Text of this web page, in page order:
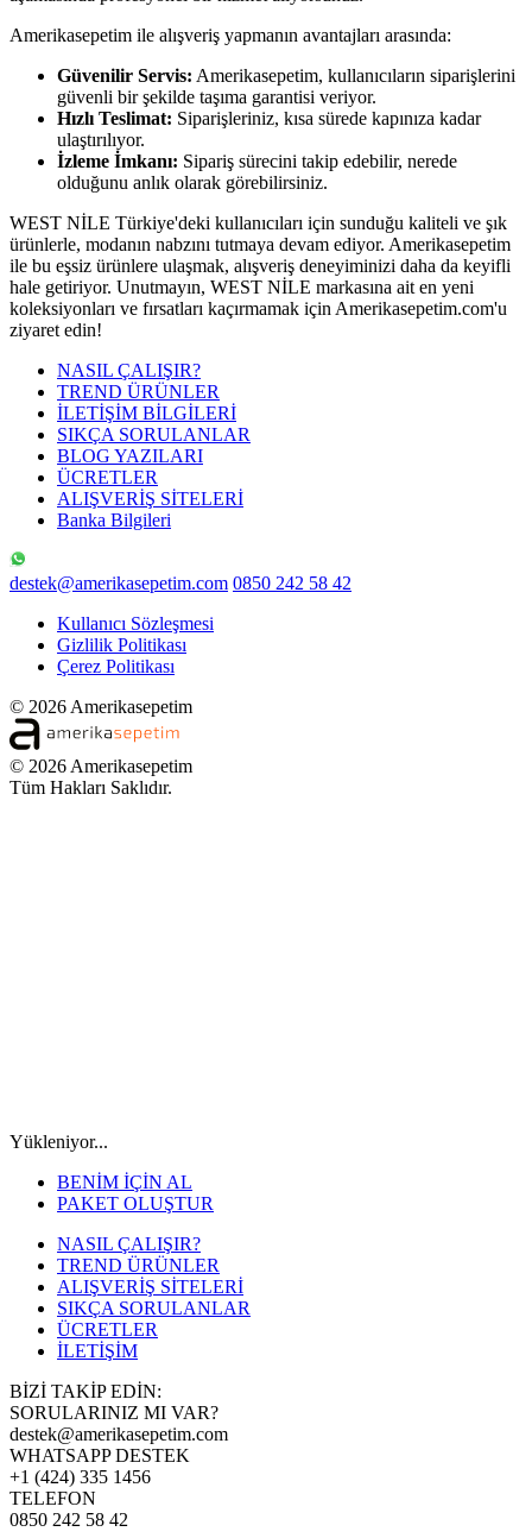
Amerikasepetim ile alışveriş yapmanın avantajları arasında:
Güvenilir Servis: Amerikasepetim, kullanıcıların siparişlerini
güvenli bir şekilde taşıma garantisi veriyor.
Hızlı Teslimat: Siparişleriniz, kısa sürede kapınıza kadar
ulaştırılıyor.
İzleme İmkanı: Sipariş sürecini takip edebilir, nerede
olduğunu anlık olarak görebilirsiniz.
WEST NİLE Türkiye'deki kullanıcıları için sunduğu kaliteli ve şık
ürünlerle, modanın nabzını tutmaya devam ediyor. Amerikasepetim
ile bu eşsiz ürünlere ulaşmak, alışveriş deneyiminizi daha da keyifli
hale getiriyor. Unutmayın, WEST NİLE markasına ait en yeni
koleksiyonları ve fırsatları kaçırmamak için Amerikasepetim.com'u
ziyaret edin!
NASIL ÇALIŞIR?
TREND ÜRÜNLER
İLETİŞİM BİLGİLERİ
SIKÇA SORULANLAR
BLOG YAZILARI
ÜCRETLER
ALIŞVERİŞ SİTELERİ
Banka Bilgileri
destek@amerikasepetim.com 0850 242 58 42
Kullanıcı Sözleşmesi
Gizlilik Politikası
Çerez Politikası
© 2026 Amerikasepetim
© 2026 Amerikasepetim
Tüm Hakları Saklıdır.
Yükleniyor...
BENİM İÇİN AL
PAKET OLUŞTUR
NASIL ÇALIŞIR?
TREND ÜRÜNLER
ALIŞVERİŞ SİTELERİ
SIKÇA SORULANLAR
ÜCRETLER
İLETİŞİM
BİZİ TAKİP EDİN:
SORULARINIZ MI VAR?
destek@amerikasepetim.com
WHATSAPP DESTEK
+1 (424) 335 1456
TELEFON
0850 242 58 42